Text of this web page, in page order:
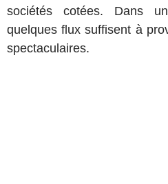
sociétés cotées. Dans
quelques flux suffisent à
spectaculaires.